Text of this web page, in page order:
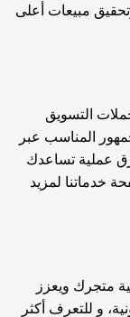
مبيعات أعلى
التسويق
المناسب عبر
عملية تساعدك
خدماتنا لمزيد
متجرك ويعزز
و للتعرف أكثر